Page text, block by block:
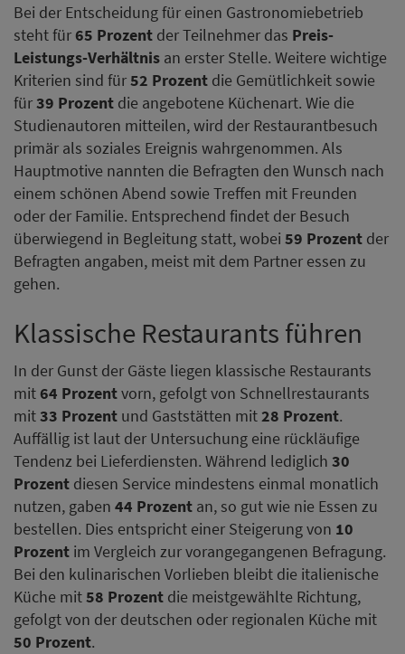
Bei der Entscheidung für einen Gastronomiebetrieb
steht für65 Prozent der Teilnehmer das Preis-
Leistungs-Verhältnis an erster Stelle. Weitere wichtige
Kriterien sind für52 Prozent die Gemütlichkeit sowie
für39 Prozent die angebotene Küchenart. Wie die
Studienautoren mitteilen, wird der Restaurantbesuch
primär als soziales Ereignis wahrgenommen. Als
Hauptmotive nannten die Befragten den Wunsch nach
einem schönen Abend sowie Treffen mit Freunden
oder der Familie. Entsprechend findet der Besuch
überwiegend in Begleitung statt, wobei 59 Prozent der
Befragten angaben, meist mit dem Partner essen zu
gehen.
Klassische Restaurants führen
In der Gunst der Gäste liegen klassische Restaurants
mit64 Prozentvorn, gefolgt von Schnellrestaurants
mit33 Prozent und Gaststätten mit28 Prozent.
Auffällig ist laut der Untersuchung eine rückläufige
Tendenz bei Lieferdiensten. Während lediglich 30
Prozent diesen Service mindestens einmal monatlich
nutzen, gaben 44 Prozent an, so gut wie nie Essen zu
bestellen. Dies entspricht einer Steigerung von 10
Prozent im Vergleich zur vorangegangenen Befragung.
Bei den kulinarischen Vorlieben bleibt die italienische
Küche mit58 Prozent die meistgewählte Richtung,
gefolgt von der deutschen oder regionalen Küche mit
50 Prozent.